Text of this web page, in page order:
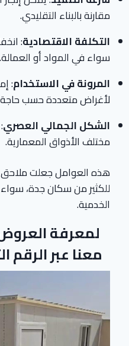
مقارنة بالبناء التقليدي.
التكلفة الاقتصادية:
سواء في المواد أو العمالة.
المرونة في الاستخدام:
لأغراض متعددة حسب
الشكل الجمالي العصري
مختلف الأذواق المعمارية.
هذه العوامل جعلت ملاحق
للكثير من سكان جدة، سواء
الخدمية.
لمعرفة
معنا عبر الرقم